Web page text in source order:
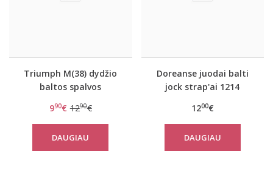
Triumph M(38) dydžio
baltos spalvos
Shape Sensation S
990€ 1290€
DAUGIAU
Doreanse juodai balti
jock strap'ai 1214
1200€
DAUGIAU